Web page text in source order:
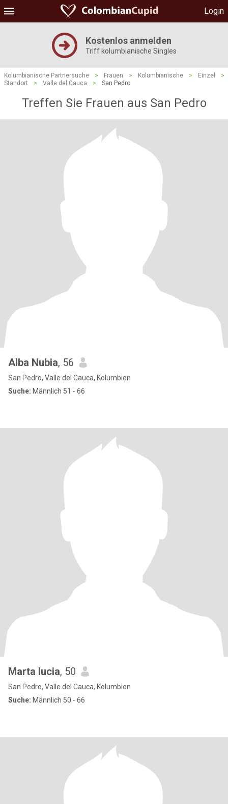
Login
Kostenlos anmelden
Triff kolumbianische Singles
Kolumbianische Partnersuche > Frauen > Kolumbianische > Einzel
>
Standort
> Valle del Cauca > San Pedro
Treffen Sie Frauen aus San Pedro
Alba Nubia, 56
San Pedro, Valle del Cauca, Kolumbien
Suche: Männlich 51 - 66
Marta lucia, 50
San Pedro, Valle del Cauca, Kolumbien
Suche: Männlich 50 - 66